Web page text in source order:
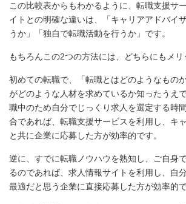
この比較表からもわかるように、転職支援サ
イトとの明確な違いは、「キャリアアドバイ
うか」「独自で転職活動を行うか」です。
もちろんこの2つの方法には、どちらにもメリ
初めての転職で、「転職とはどのようなもの
がどのような人材を求めているか知ったうえ
職中のため自分でじっくり求人を選定する時
合であれば、転職支援サービスを利用し、キ
と共に企業に応募した方が効率的です。
逆に、すでに転職ノウハウを熟知し、ご自身
るのであれば、求人情報サイトを利用し、自
最適だと思う企業に直接応募した方が効率的で